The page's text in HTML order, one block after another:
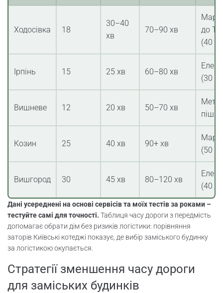
Ходосівка 18
30–40
хв
70–90 хв
до
(40
Ірпінь 15 25 хв 60–80 хв
(30
Вишневе 12 20 хв 50–70 хв
Козин 25 40 хв 90+ хв
(50
Вишгород 30 45 хв 80–120 хв
(40
Дані усереднені на основі сервісів та моїх тестів за роками –
тестуйте самі для точності. Таблиця часу дороги з передмість
допомагає обрати дім без ризиків логістики: порівняння
заторів Київські котеджі показує, де вибір заміського будинку
за логістикою окупається.
Стратегії зменшення часу дороги
для заміських будинків